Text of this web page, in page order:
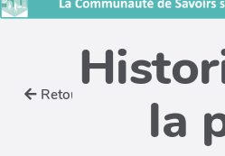
Retour la